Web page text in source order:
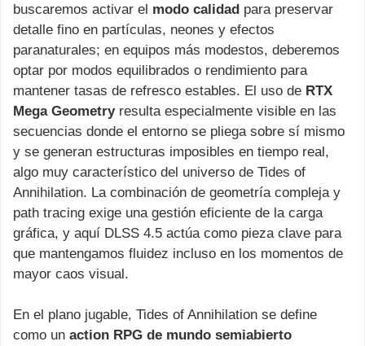
buscaremos activar el modo calidad para preservar
detalle fino en partículas, neones y efectos
paranaturales; en equipos más modestos, deberemos
optar por modos equilibrados o rendimiento para
mantener tasas de refresco estables. El uso de RTX
Mega Geometryresulta especialmente visible en las
secuencias donde el entorno se pliega sobre sí mismo
y se generan estructuras imposibles en tiempo real,
algo muy característico del universo de Tides of
Annihilation. La combinación de geometría compleja y
path tracing exige una gestión eficiente de la carga
gráfica, y aquí DLSS 4.5 actúa como pieza clave para
que mantengamos fluidez incluso en los momentos de
mayor caos visual.
En el plano jugable, Tides of Annihilation se define
como un action RPG de mundo semiabierto